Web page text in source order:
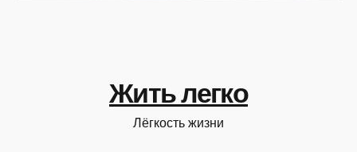
Жить легко
Лёгкость жизни